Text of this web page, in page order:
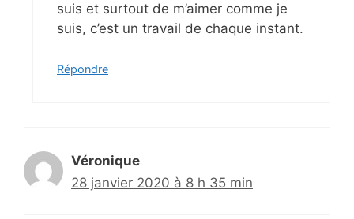
suis et surtout de m’aimer comme je
suis, c’est un travail de chaque instant.
Répondre
Véronique
28 janvier 2020 à 8 h 35 min